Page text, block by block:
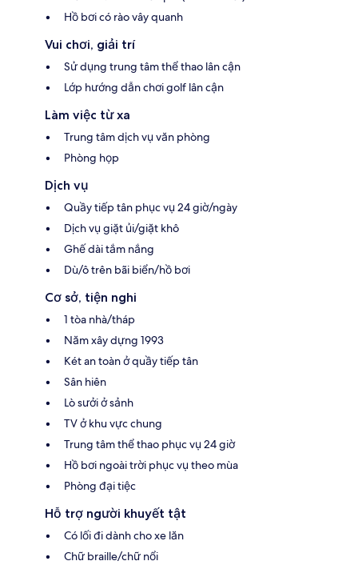
Hồ bơi có rào vây quanh
Vui chơi, giải trí
Sử dụng trung tâm thể thao lân cận
Lớp hướng dẫn chơi golf lân cận
Làm việc từ xa
Trung tâm dịch vụ văn phòng
Phòng họp
Dịch vụ
Quầy tiếp tân phục vụ 24 giờ/ngày
Dịch vụ giặt ủi/giặt khô
Ghế dài tắm nắng
Dù/ô trên bãi biển/hồ bơi
Cơ sở, tiện nghi
1 tòa nhà/tháp
Năm xây dựng 1993
Két an toàn ở quầy tiếp tân
Sân hiên
Lò sưởi ở sảnh
TV ở khu vực chung
Trung tâm thể thao phục vụ 24 giờ
Hồ bơi ngoài trời phục vụ theo mùa
Phòng đại tiệc
Hỗ trợ người khuyết tật
Có lối đi dành cho xe lăn
Chữ braille/chữ nổi